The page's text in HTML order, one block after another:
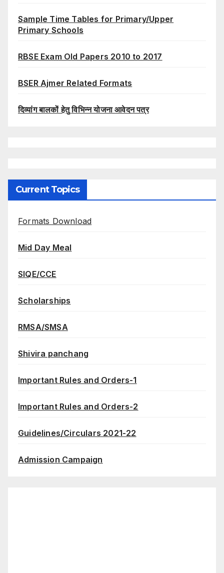
Sample Time Tables for Primary/Upper
Primary Schools
RBSE Exam Old Papers 2010 to 2017
BSER Ajmer Related Formats
दिव्यांग बालकों हेतु विभिन्न योजना आवेदन पत्र
Current Topics
Formats Download
Mid Day Meal
SIQE/CCE
Scholarships
RMSA/SMSA
Shivira panchang
Important Rules and Orders-1
Important Rules and Orders-2
Guidelines/Circulars 2021-22
Admission Campaign